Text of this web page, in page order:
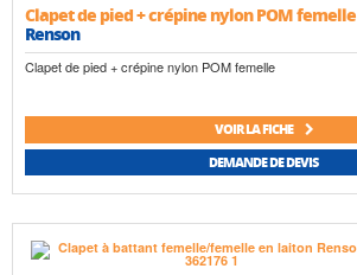
Clapet de pied + crépine nylon POM femelle
Renson
Clapet de pied + crépine nylon POM femelle
VOIR LA FICHE
DEMANDE DE DEVIS